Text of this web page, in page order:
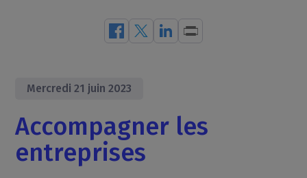
Mercredi 21 juin 2023
Accompagner les
entreprises